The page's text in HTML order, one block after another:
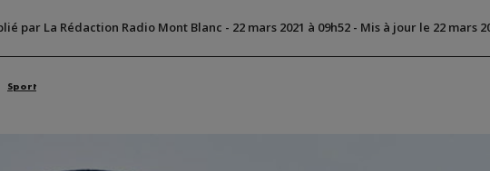
par La Rédaction Radio Mont Blanc - 22 mars 2021 à 09h52- Mis à jour le 22 mars
Sport